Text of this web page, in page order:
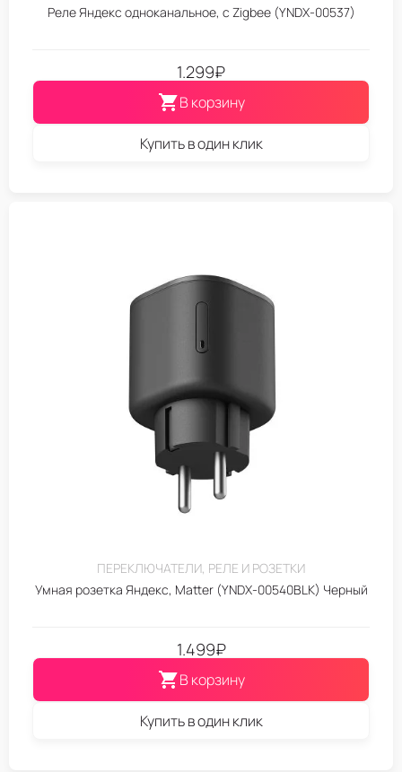
Реле Яндекс одноканальное, с Zigbee (YNDX-00537)
1.299₽
В корзину
Купить в один клик
ПЕРЕКЛЮЧАТЕЛИ, РЕЛЕ И РОЗЕТКИ
Умная розетка Яндекс, Matter (YNDX-00540BLK) Черный
1.499₽
В корзину
Купить в один клик